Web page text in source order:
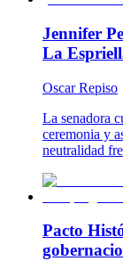
Jennifer
La
Oscar Repiso
La senadora
ceremonia y
neutralidad
Pacto